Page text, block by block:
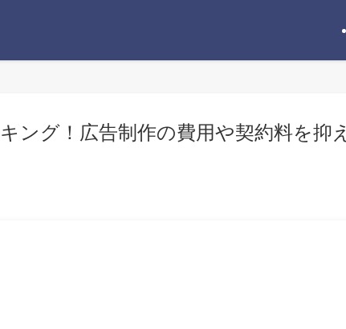
ング！広告制作の費用や契約料を抑え